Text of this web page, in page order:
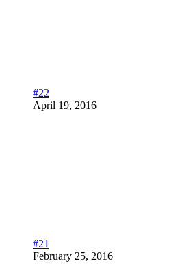
#22
April 19, 2016
#21
February 25, 2016